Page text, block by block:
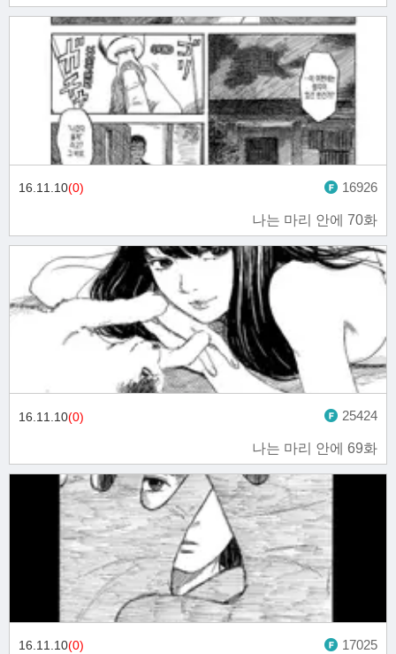
나는 마리 안에 70화
16.11.10(0) 16926
나는 마리 안에 69화
16.11.10(0) 25424
16.11.10(0) 17025